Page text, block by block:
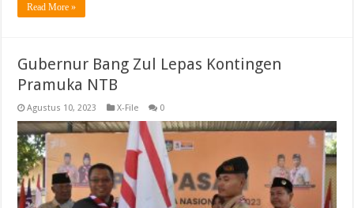
Read More »
Gubernur Bang Zul Lepas Kontingen
Pramuka NTB
Agustus 10, 2023 X-File 0